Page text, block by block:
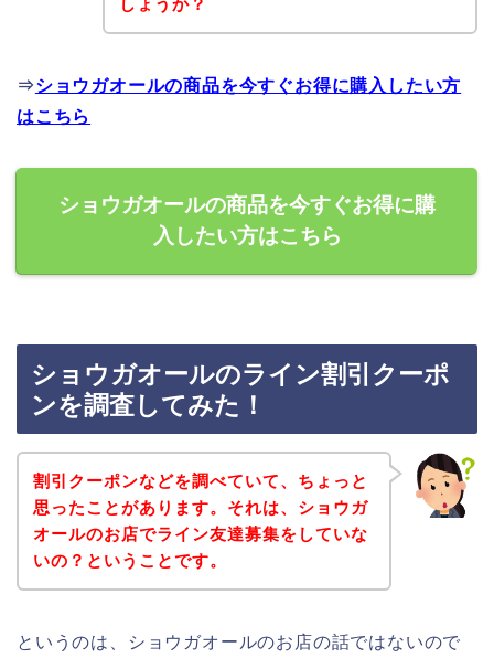
しょうか？
⇒ショウガオールの商品を今すぐお得に購入したい方
はこちら
ショウガオールの商品を今すぐお得に購
入したい方はこちら
ショウガオールのライン割引クーポ
ンを調査してみた！
割引クーポンなどを調べていて、ちょっと
思ったことがあります。それは、ショウガ
オールのお店でライン友達募集をしていな
いの？ということです。
というのは、ショウガオールのお店の話ではないので